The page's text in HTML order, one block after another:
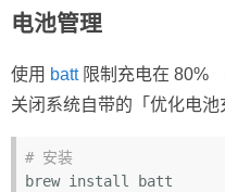
电池管理
使用 batt限制充电在 80%
关闭系统自带的「优化电池
# 安装
brew install batt